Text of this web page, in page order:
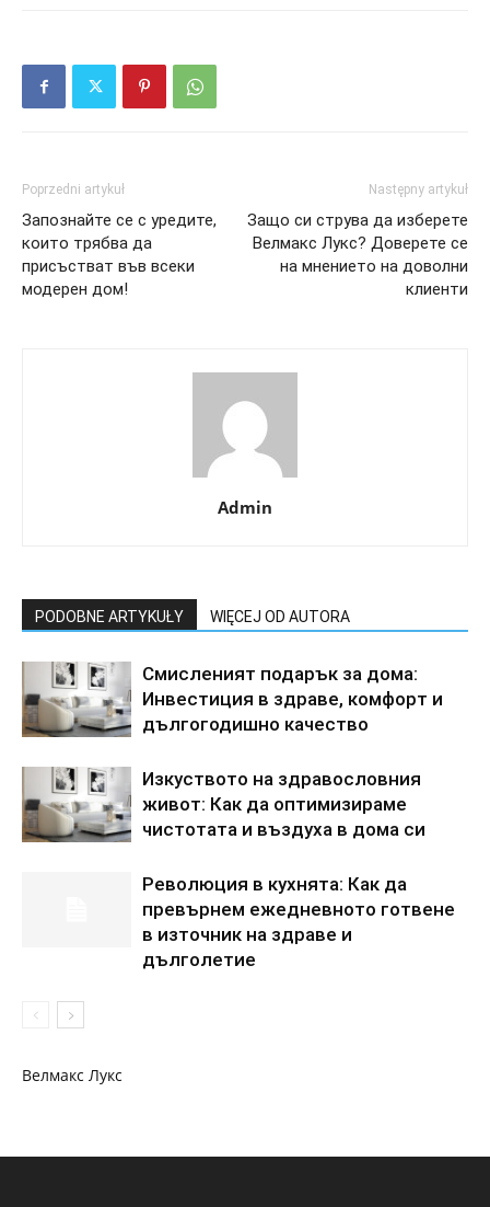
Poprzedni artykuł
Запознайте се с уредите,
които трябва да
присъстват във всеки
модерен дом!
Następny artykuł
Защо си струва да изберете
Велмакс Лукс? Доверете се
на мнението на доволни
клиенти
Admin
PODOBNE ARTYKUŁY WIĘCEJ OD AUTORA
Смисленият подарък за дома:
Инвестиция в здраве, комфорт и
дългогодишно качество
Изкуството на здравословния
живот: Как да оптимизираме
чистотата и въздуха в дома си
Революция в кухнята: Как да
превърнем ежедневното готвене
в източник на здраве и
дълголетие
Велмакс Лукс